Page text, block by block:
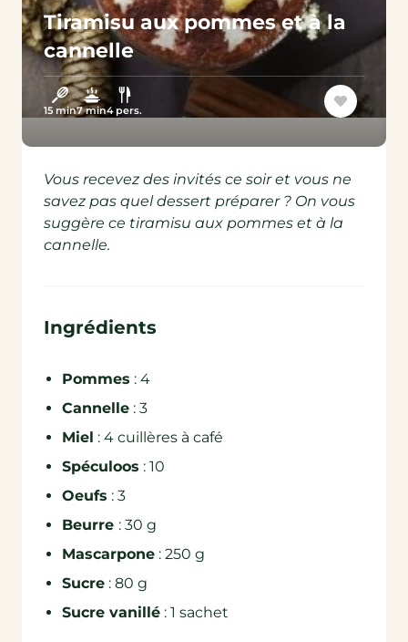
Tiramisu aux pommes et à la
cannelle
15 min7 min4 pers.
Vous recevez des invités ce soir et vous ne
savez pas quel dessert préparer ? On vous
suggère ce tiramisu aux pommes et à la
cannelle.
Ingrédients
Pommes : 4
Cannelle : 3
Miel : 4 cuillères à café
Spéculoos : 10
Oeufs : 3
Beurre : 30 g
Mascarpone : 250 g
Sucre : 80 g
Sucre vanillé : 1 sachet